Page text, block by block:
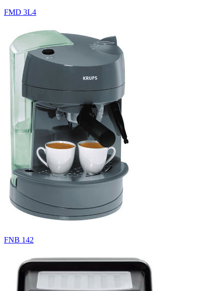
FMD 3L4
FNB 142